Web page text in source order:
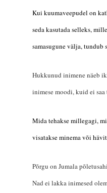
Kui kuumaveepudel on
seda kasutada selleks,
samasugune välja, tundub
Hukkunud inimene näeb
inimese moodi, kuid ei
Mida tehakse millegagi,
visatakse minema või hävi
Põrgu on Jumala
Nad ei lakka inimesed